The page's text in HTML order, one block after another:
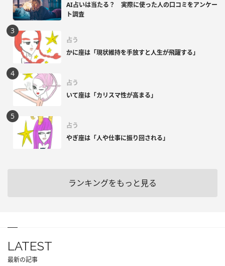
AI占いは当たる？ 実際に使った人の口コミをアンケー
ト調査
占う
かに座は「現状維持を手放すと人生が飛躍する」
占う
いて座は「カリスマ性が高まる」
占う
やぎ座は「人や仕事に振り回される」
ランキングをもっと見る
LATEST
最新の記事